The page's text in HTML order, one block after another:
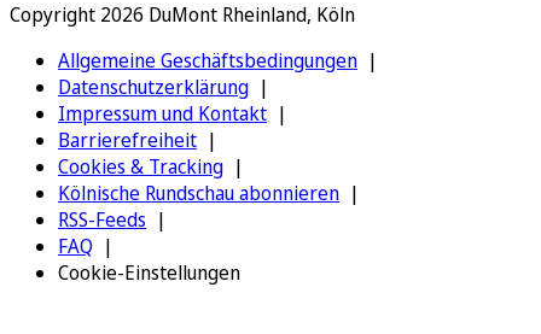
Copyright 2026 DuMont Rheinland, Köln
Allgemeine Geschäftsbedingungen
Datenschutzerklärung
Impressum und Kontakt
Barrierefreiheit
Cookies & Tracking
Kölnische Rundschau abonnieren
RSS-Feeds
FAQ
Cookie-Einstellungen